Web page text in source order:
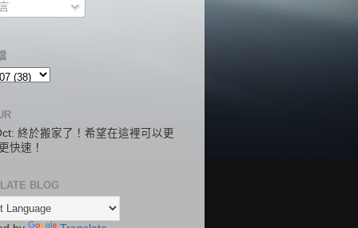
終於搬家了！希望在這裡可以更
快速！
BLOG